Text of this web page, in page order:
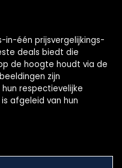
in-één prijsvergelijkings-
deals biedt die
de hoogte houdt via de
zijn
respectievelijke
afgeleid van hun